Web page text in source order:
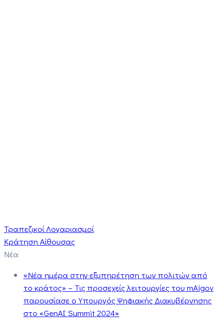
Τραπεζικοί Λογαριασμοί
Κράτηση Αίθουσας
Νέα
«Νέα ημέρα στην εξυπηρέτηση των πολιτών από
το κράτος» – Τις προσεχείς λειτουργίες του mAigov
παρουσίασε ο Υπουργός Ψηφιακής Διακυβέρνησης
στο «GenAI Summit 2024»